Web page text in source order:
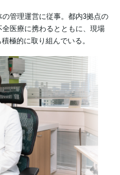
管理運営に従事。都内3拠点の
医療に携わるとともに、現場
極的に取り組んでいる。